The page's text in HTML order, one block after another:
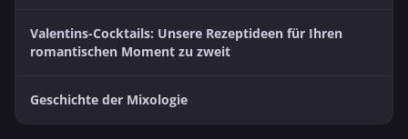
Valentins-Cocktails: Unsere Rezeptideen für Ihren
romantischen Moment zu zweit
Geschichte der Mixologie